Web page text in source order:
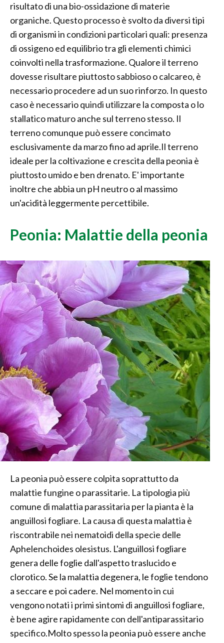
risultato di una bio-ossidazione di materie
organiche. Questo processo è svolto da diversi tipi
di organismi in condizioni particolari quali: presenza
di ossigeno ed equilibrio tra gli elementi chimici
coinvolti nella trasformazione. Qualore il terreno
dovesse risultare piuttosto sabbioso o calcareo, è
necessario procedere ad un suo rinforzo. In questo
caso è necessario quindi utilizzare la composta o lo
stallatico maturo anche sul terreno stesso. Il
terreno comunque può essere concimato
esclusivamente da marzo fino ad aprile.Il terreno
ideale per la coltivazione e crescita della peonia è
piuttosto umido e ben drenato. E' importante
inoltre che abbia un pH neutro o al massimo
un'acidità leggermente percettibile.
Peonia: Malattie della peonia
La peonia può essere colpita soprattutto da
malattie fungine o parassitarie. La tipologia più
comune di malattia parassitaria per la pianta è la
anguillosi fogliare. La causa di questa malattia è
riscontrabile nei nematoidi della specie delle
Aphelenchoides olesistus. L'anguillosi fogliare
genera delle foglie dall'aspetto traslucido e
clorotico. Se la malattia degenera, le foglie tendono
a seccare e poi cadere. Nel momento in cui
vengono notati i primi sintomi di anguillosi fogliare,
è bene agire rapidamente con dell'antiparassitario
specifico.Molto spesso la peonia può essere anche